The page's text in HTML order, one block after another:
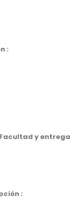
:
y entrega
: